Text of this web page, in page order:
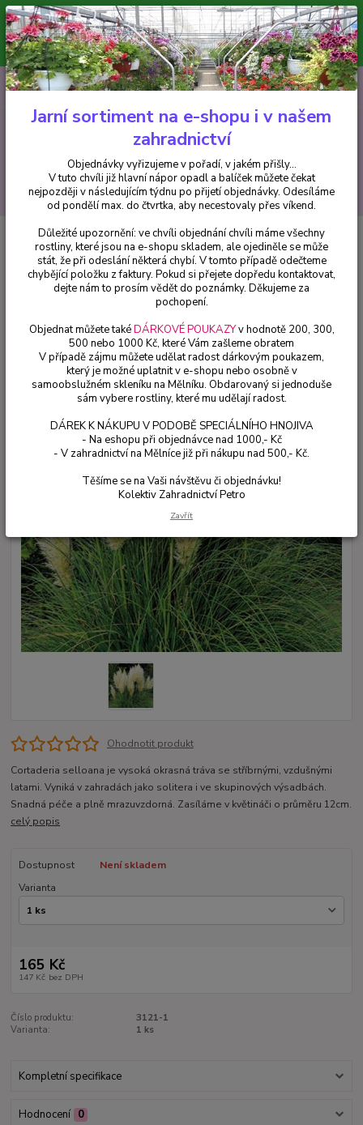
Minimální hodnota pro odeslání z e-shopu je 300 Kč.
V tuto chvíli již hlavní nápor objednávek opadl a balíček můžete čekat
nejpozději v následujícím týdnu po přijetí objednávky. Objednávky
vyřizujeme v pořadí, v jakém přišly...
CZK
Hledat
+420 602 223 614 0ks
za0 Kč
Okrasné trávy Cortaderia Selloana, stříbrná - 1 ks
Cortaderia Selloana, stříbrná - 1
Ohodnotit produkt
Cortaderia selloana je vysoká okrasná tráva se stříbrnými, vzdušnými
latami. Vyniká v zahradách jako solitera i ve skupinových výsadbách.
Snadná péče a plně mrazuvzdorná. Zasíláme v květináči o průměru 12cm.
celý popis
Dostupnost
Není skladem
Varianta
165 Kč
147 Kč bez DPH
Číslo produktu:
3121-1
Varianta:
1 ks
Kompletní specifikace
Hodnocení 0
Jarní sortiment na e-shopu i v našem
zahradnictví
Objednávky vyřizujeme v pořadí, v jakém přišly...
V tuto chvíli již hlavní nápor opadl a balíček můžete čekat
nejpozději v následujícím týdnu po přijetí objednávky. Odesíláme
od pondělí max. do čtvrtka, aby necestovaly přes víkend.
Důležité upozornění: ve chvíli objednání chvíli máme všechny
rostliny, které jsou na e-shopu skladem, ale ojediněle se může
stát, že při odeslání některá chybí. V tomto případě odečteme
chybějící položku z faktury. Pokud si přejete dopředu kontaktovat,
dejte nám to prosím vědět do poznámky. Děkujeme za
pochopení.
Objednat můžete takéDÁRKOVÉ POUKAZYv hodnotě 200, 300,
500 nebo 1000 Kč, které Vám zašleme obratem
V případě zájmu můžete udělat radost dárkovým poukazem,
který je možné uplatnit v e-shopu nebo osobně v
samoobslužném skleníku na Mělníku. Obdarovaný si jednoduše
sám vybere rostliny, které mu udělají radost.
DÁREK K NÁKUPU V PODOBĚ SPECIÁLNÍHO HNOJIVA
- Na eshopu při objednávce nad 1000,- Kč
- V zahradnictví na Mělníce již při nákupu nad 500,- Kč.
Těšíme se na Vaši návštěvu či objednávku!
Kolektiv Zahradnictví Petro
Zavřít